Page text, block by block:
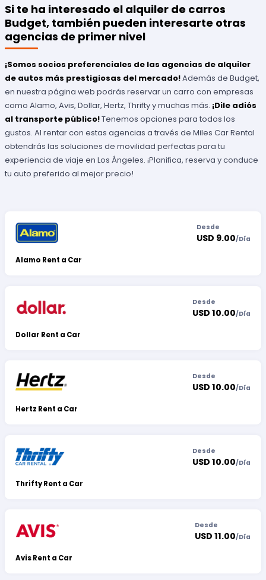
Si te ha interesado el alquiler de carros
Budget, también pueden interesarte otras
agencias de primer nivel
¡Somos socios preferenciales de las agencias de alquiler
de autos más prestigiosas del mercado!Además de Budget,
en nuestra página web podrás reservar un carro con empresas
como Alamo, Avis, Dollar, Hertz, Thrifty y muchas más. ¡Dile adiós
al transporte público!Tenemos opciones para todos los
gustos. Al rentar con estas agencias a través de Miles Car Rental
obtendrás las soluciones de movilidad perfectas para tu
experiencia de viaje en Los Ángeles. ¡Planifica, reserva y conduce
tu auto preferido al mejor precio!
Alamo Rent a Car
Desde
USD 9.00/Día
Dollar Rent a Car
Desde
USD 10.00/Día
Hertz Rent a Car
Desde
USD 10.00/Día
Thrifty Rent a Car
Desde
USD 10.00/Día
Avis Rent a Car
Desde
USD 11.00/Día